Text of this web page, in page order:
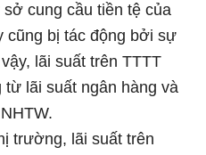
cung cầu tiền tệ của
cũng bị tác động bởi sự
lãi suất trên TTTT
lãi suất ngân hàng và
trường, lãi suất trên